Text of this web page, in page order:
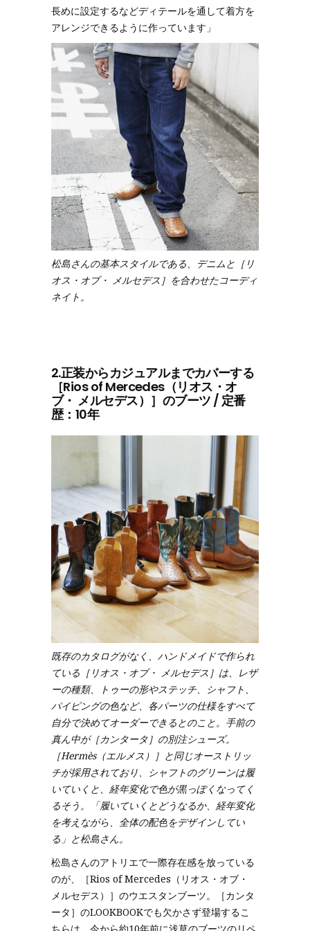
長めに設定するなどディテールを通して着方を
アレンジできるように作っています」
松島さんの基本スタイルである、デニムと［リ
オス・オブ・ メルセデス］を合わせたコーディ
ネイト。
2.正装からカジュアルまでカバーする
［Rios of Mercedes（リオス・オ
ブ・ メルセデス）］のブーツ / 定番
歴：10年
既存のカタログがなく、ハンドメイドで作られ
ている［リオス・オブ・ メルセデス］は、レザ
ーの種類、トゥーの形やステッチ、シャフト、
パイピングの色など、各パーツの仕様をすべて
自分で決めてオーダーできるとのこと。手前の
真ん中が［カンタータ］の別注シューズ。
［Hermès（エルメス）］と同じオーストリッ
チが採用されており、シャフトのグリーンは履
いていくと、経年変化で色が黒っぽくなってく
るそう。「履いていくとどうなるか、経年変化
を考えながら、全体の配色をデザインしてい
る」と松島さん。
松島さんのアトリエで一際存在感を放っている
のが、［Rios of Mercedes（リオス・オブ・
メルセデス）］のウエスタンブーツ。［カンタ
ータ］のLOOKBOOKでも欠かさず登場するこ